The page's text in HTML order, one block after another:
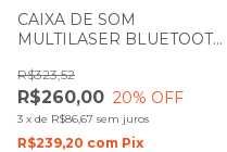
CAIXA DE SOM
MULTILASER BLUETOOTH
SP349
R$260,00
R$323,52
20% OFF
3 x de R$86,67 sem juros
R$239,20 com Pix